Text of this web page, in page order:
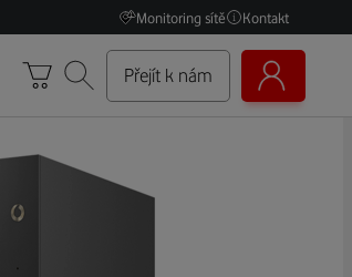
Monitoring sítě Kontakt
Přejít k nám